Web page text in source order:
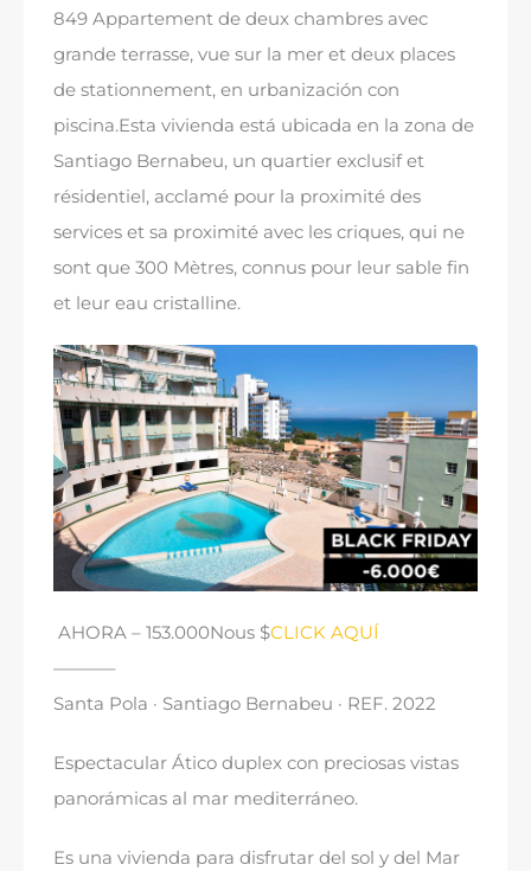
849 Appartement de deux chambres avec
grande terrasse, vue sur la mer et deux places
de stationnement, en urbanización con
piscina.Esta vivienda está ubicada en la zona de
Santiago Bernabeu, un quartier exclusif et
résidentiel, acclamé pour la proximité des
services et sa proximité avec les criques, qui ne
sont que 300 Mètres, connus pour leur sable fin
et leur eau cristalline.
AHORA – 153.000Nous $CLICK AQUÍ
———–
Santa Pola · Santiago Bernabeu · REF. 2022
Espectacular Ático duplex con preciosas vistas
panorámicas al mar mediterráneo.
Es una vivienda para disfrutar del sol y del Mar